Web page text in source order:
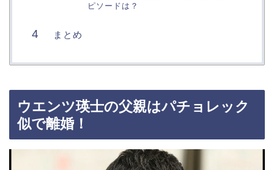
ピソードは？
まとめ
ウエンツ瑛士の父親はパチョレック
似で離婚！